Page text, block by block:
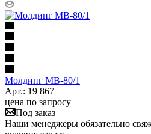
Молдинг МВ-80/1
Арт.: 19 867
цена по запросу
Под заказ
Наши менеджеры обязательно